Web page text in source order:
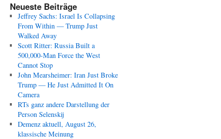
Neueste Beiträge
Jeffrey Sachs: Israel Is Collapsing
From Within — Trump Just
Walked Away
Scott Ritter: Russia Built a
500,000-Man Force the West
Cannot Stop
John Mearsheimer: Iran Just Broke
Trump — He Just Admitted It On
Camera
RTs ganz andere Darstellung der
Person Selenskij
Demenz aktuell, August 26,
klassische Meinung